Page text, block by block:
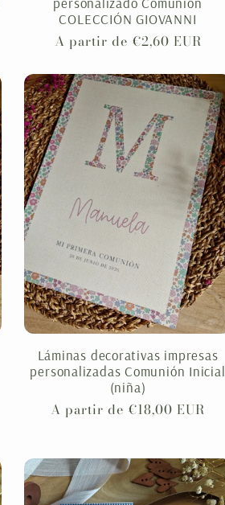
COLECCIÓN GIOVANNI
Precio
A partir de €2,60 EUR
Láminas decorativas impresas
personalizadas Comunión Inicial
(niña)
Precio
A partir de €18,00 EUR